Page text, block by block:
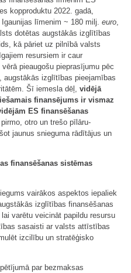
kopproduktu 2022. gadā,
līmenim ~ 180 milj. euro,
dotētas augstākās izglītības
kā pāriet uz pilnībā valsts
resursiem ir caur
pieaugošu pieprasījumu pēc
augstākās izglītības pieejamības
Šī iemesla dēļ, vidējā
finansējums ir vismaz
ES finansēšanas
otro un trešo pīlāru-
jaunus snieguma rādītājus un
finansēšanas sistēmas
vairākos aspektos iepaliek
izglītības finansēšanas
varētu veicināt papildu resursu
sasaisti ar valsts attīstības
izcilību un stratēģisko
par bezmaksas